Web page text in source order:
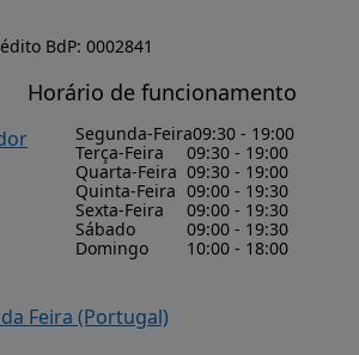
BdP: 0002841
Horário de funcionamento
Segunda-Feira09:30 - 19:00
Terça-Feira
09:30 - 19:00
Quarta-Feira 09:30 - 19:00
Quinta-Feira 09:00 - 19:30
Sexta-Feira
09:00 - 19:30
Sábado
09:00 - 19:30
Domingo
10:00 - 18:00
Feira (Portugal)